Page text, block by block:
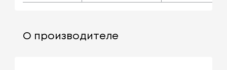
О производителе